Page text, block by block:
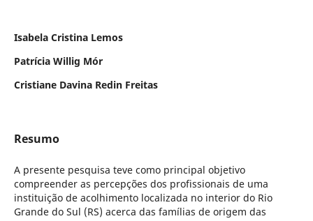
Isabela Cristina Lemos
Patrícia Willig Mór
Cristiane Davina Redin Freitas
Resumo
A presente pesquisa teve como principal objetivo
compreender as percepções dos profissionais de uma
instituição de acolhimento localizada no interior do Rio
Grande do Sul (RS) acerca das famílias de origem das